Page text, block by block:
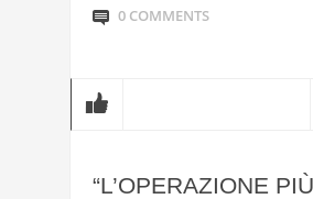
0 COMMENTS
“L’OPERAZIONE PIÙ